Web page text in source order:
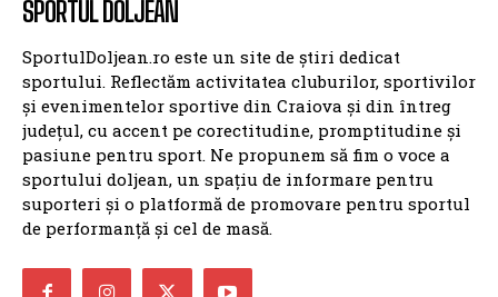
SPORTUL DOLJEAN
SportulDoljean.ro este un site de știri dedicat
sportului. Reflectăm activitatea cluburilor, sportivilor
și evenimentelor sportive din Craiova și din întreg
județul, cu accent pe corectitudine, promptitudine și
pasiune pentru sport. Ne propunem să fim o voce a
sportului doljean, un spațiu de informare pentru
suporteri și o platformă de promovare pentru sportul
de performanță și cel de masă.